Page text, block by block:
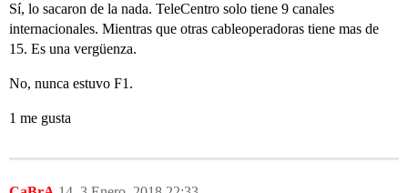
Sí, lo sacaron de la nada. TeleCentro solo tiene 9 canales
internacionales. Mientras que otras cableoperadoras tiene mas de
15. Es una vergüenza.
No, nunca estuvo F1.
1 me gusta